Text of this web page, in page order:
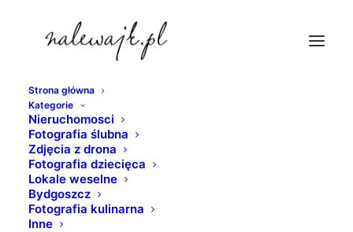
Strona główna
Kategorie
Nieruchomosci
Fotografia ślubna
Zdjęcia z drona
Fotografia dziecięca
Lokale weselne
Bydgoszcz
Fotografia kulinarna
Inne
marina-bydgoszcz
Strona Główna
Bydgoszcz | Wenecja północy | Fotografie Bydgoszczy w
odcieniach czerni i bieli